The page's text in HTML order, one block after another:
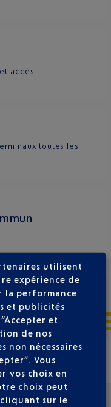
accès
toutes les
PRIVILÉGIÉ
minutes
PREMIER
utilisent
expérience de
la performance
et publicités
et
de nos
non nécessaires
Vous
vos choix en
choix peut
sur le